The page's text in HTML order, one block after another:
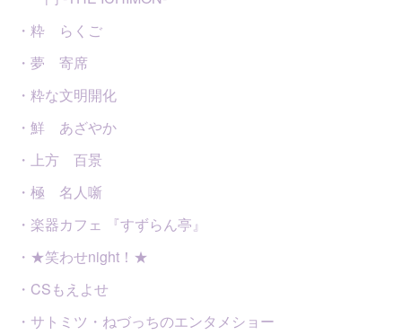
・粋 らくご
・夢 寄席
・粋な文明開化
・鮮 あざやか
・上方 百景
・極 名人噺
・楽器カフェ 『すずらん亭』
・★笑わせnight！★
・CSもえよせ
・サトミツ・ねづっちのエンタメショー